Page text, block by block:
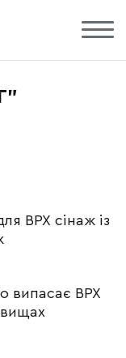
ВРХ сінаж із
випасає ВРХ